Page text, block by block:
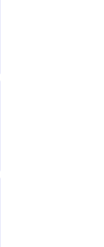
3X
10kpl
blanco 5kpl